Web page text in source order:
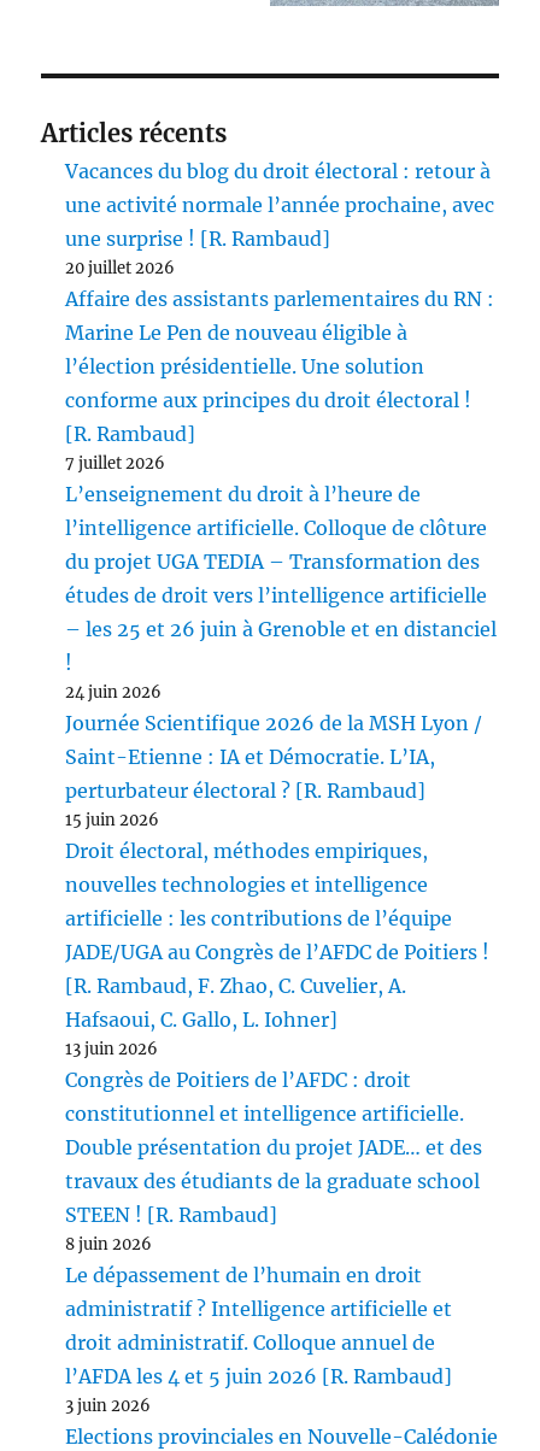
Articles récents
Vacances du blog du droit électoral : retour à
une activité normale l’année prochaine, avec
une surprise ! [R. Rambaud]
20 juillet 2026
Affaire des assistants parlementaires du RN :
Marine Le Pen de nouveau éligible à
l’élection présidentielle. Une solution
conforme aux principes du droit électoral !
[R. Rambaud]
7 juillet 2026
L’enseignement du droit à l’heure de
l’intelligence artificielle. Colloque de clôture
du projet UGA TEDIA – Transformation des
études de droit vers l’intelligence artificielle
– les 25 et 26 juin à Grenoble et en distanciel
!
24 juin 2026
Journée Scientifique 2026 de la MSH Lyon /
Saint-Etienne : IA et Démocratie. L’IA,
perturbateur électoral ? [R. Rambaud]
15 juin 2026
Droit électoral, méthodes empiriques,
nouvelles technologies et intelligence
artificielle : les contributions de l’équipe
JADE/UGA au Congrès de l’AFDC de Poitiers !
[R. Rambaud, F. Zhao, C. Cuvelier, A.
Hafsaoui, C. Gallo, L. Iohner]
13 juin 2026
Congrès de Poitiers de l’AFDC : droit
constitutionnel et intelligence artificielle.
Double présentation du projet JADE… et des
travaux des étudiants de la graduate school
STEEN ! [R. Rambaud]
8 juin 2026
Le dépassement de l’humain en droit
administratif ? Intelligence artificielle et
droit administratif. Colloque annuel de
l’AFDA les 4 et 5 juin 2026 [R. Rambaud]
3 juin 2026
Elections provinciales en Nouvelle-Calédonie